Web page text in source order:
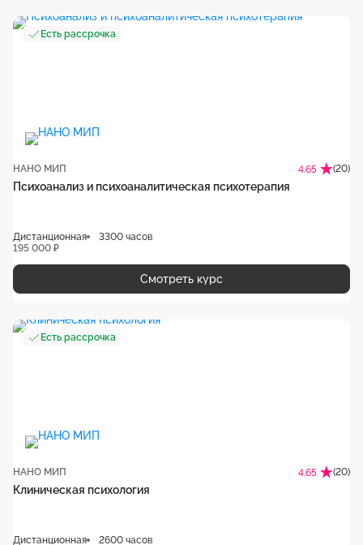
Есть рассрочка
НАНО МИП 4.65 (20)
Психоанализ и психоаналитическая психотерапия
Дистанционная
3300 часов
195 000 ₽
Смотреть курс
Есть рассрочка
НАНО МИП 4.65 (20)
Клиническая психология
Дистанционная
2600 часов